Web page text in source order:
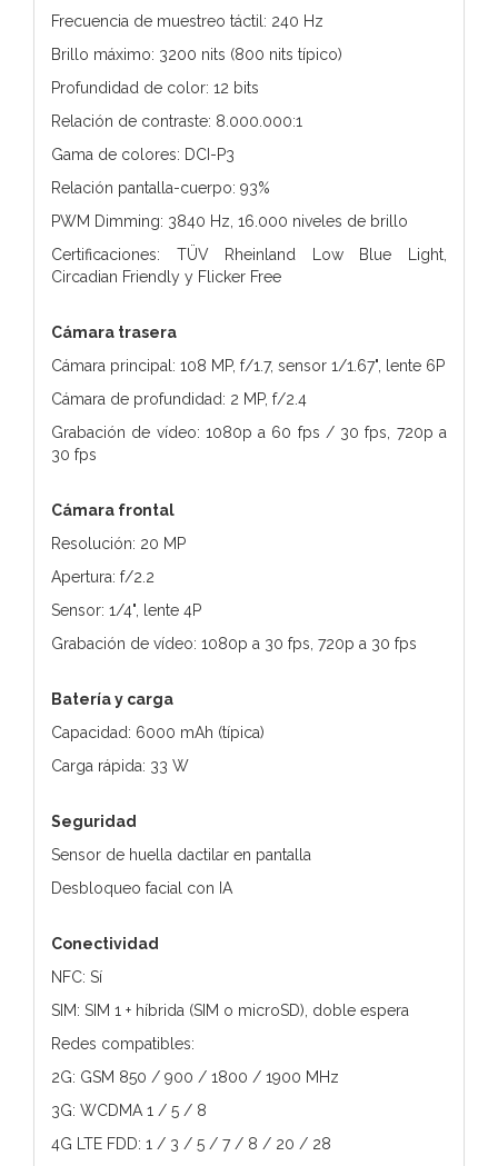
Frecuencia de muestreo táctil: 240 Hz
Brillo máximo: 3200 nits (800 nits típico)
Profundidad de color: 12 bits
Relación de contraste: 8.000.000:1
Gama de colores: DCI-P3
Relación pantalla-cuerpo: 93%
PWM Dimming: 3840 Hz, 16.000 niveles de brillo
Certificaciones: TÜV Rheinland Low Blue Light,
Circadian Friendly y Flicker Free
Cámara trasera
Cámara principal: 108 MP, f/1.7, sensor 1/1.67", lente 6P
Cámara de profundidad: 2 MP, f/2.4
Grabación de vídeo: 1080p a 60 fps / 30 fps, 720p a
30 fps
Cámara frontal
Resolución: 20 MP
Apertura: f/2.2
Sensor: 1/4", lente 4P
Grabación de vídeo: 1080p a 30 fps, 720p a 30 fps
Batería y carga
Capacidad: 6000 mAh (típica)
Carga rápida: 33 W
Seguridad
Sensor de huella dactilar en pantalla
Desbloqueo facial con IA
Conectividad
NFC: Sí
SIM: SIM 1 + híbrida (SIM o microSD), doble espera
Redes compatibles:
2G: GSM 850 / 900 / 1800 / 1900 MHz
3G: WCDMA 1 / 5 / 8
4G LTE FDD: 1 / 3 / 5 / 7 / 8 / 20 / 28